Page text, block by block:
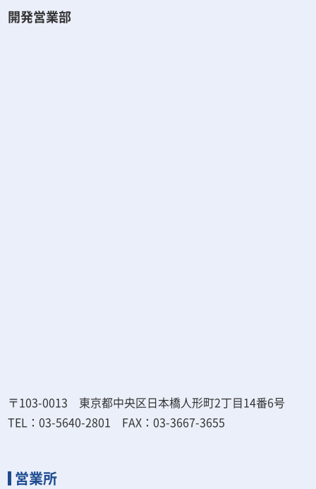
開発営業部
〒103-0013 東京都中央区日本橋人形町2丁目14番6号
TEL：03-5640-2801 FAX：03-3667-3655
営業所